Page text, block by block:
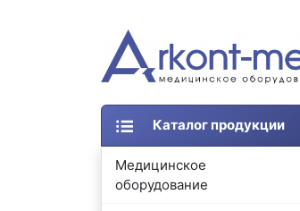
Каталог продукции
Медицинское
оборудование